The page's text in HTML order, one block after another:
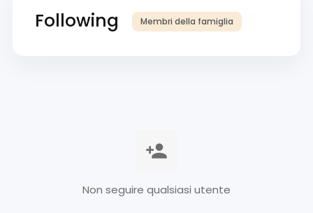
Following Membri della famiglia
Non seguire qualsiasi utente